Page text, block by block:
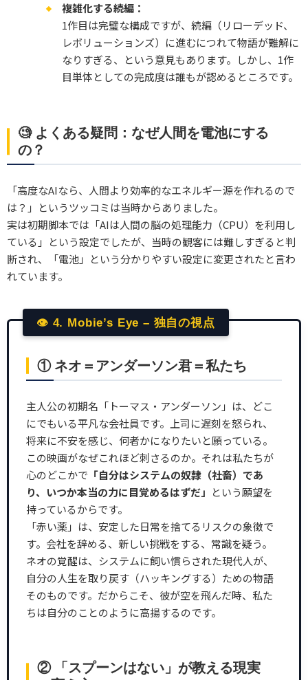
複雑化する続編：
1作目は完璧な構成ですが、続編（リローデッド、
レボリューションズ）に進むにつれて物語が難解に
なりすぎる、という意見もあります。しかし、1作
目単体としての完成度は誰もが認めるところです。
🧐 よくある疑問：なぜ人間を電池にする
の？
「高度なAIなら、人間より効率的なエネルギー源を作れるので
は？」というツッコミは当時からありました。
実は初期脚本では「AIは人間の脳の処理能力（CPU）を利用し
ている」という設定でしたが、当時の観客には難しすぎると判
断され、「電池」という分かりやすい設定に変更されたと言わ
れています。
👁 4. Mobie’s Eye – 独自の視点
① ネオ＝アンダーソン君＝私たち
主人公の初期名「トーマス・アンダーソン」は、どこ
にでもいる平凡な会社員です。上司に遅刻を怒られ、
将来に不安を感じ、何者かになりたいと願っている。
この映画がなぜこれほど刺さるのか。それは私たちが
心のどこかで 「自分はシステムの奴隷（社畜）であ
り、いつか本当の力に目覚めるはずだ」 という願望を
持っているからです。
「赤い薬」は、安定した日常を捨てるリスクの象徴で
す。会社を辞める、新しい挑戦をする、常識を疑う。
ネオの覚醒は、システムに飼い慣らされた現代人が、
自分の人生を取り戻す（ハッキングする）ための物語
そのものです。だからこそ、彼が空を飛んだ時、私た
ちは自分のことのように高揚するのです。
② 「スプーンはない」が教える現実